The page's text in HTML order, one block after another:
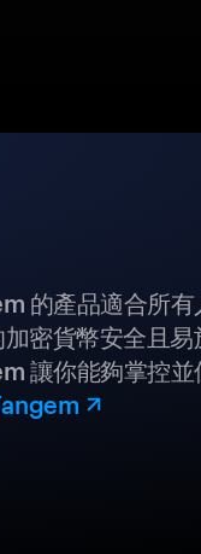
的產品適合所
密貨幣安全且
讓你能夠掌控